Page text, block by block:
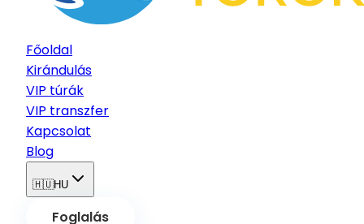
Főoldal
Kirándulás
VIP túrák
VIP transzfer
Kapcsolat
Blog
🇭🇺HU
Foglalás